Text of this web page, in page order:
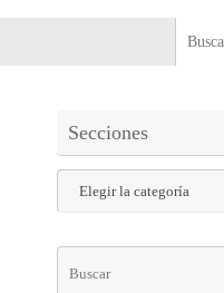
Secciones